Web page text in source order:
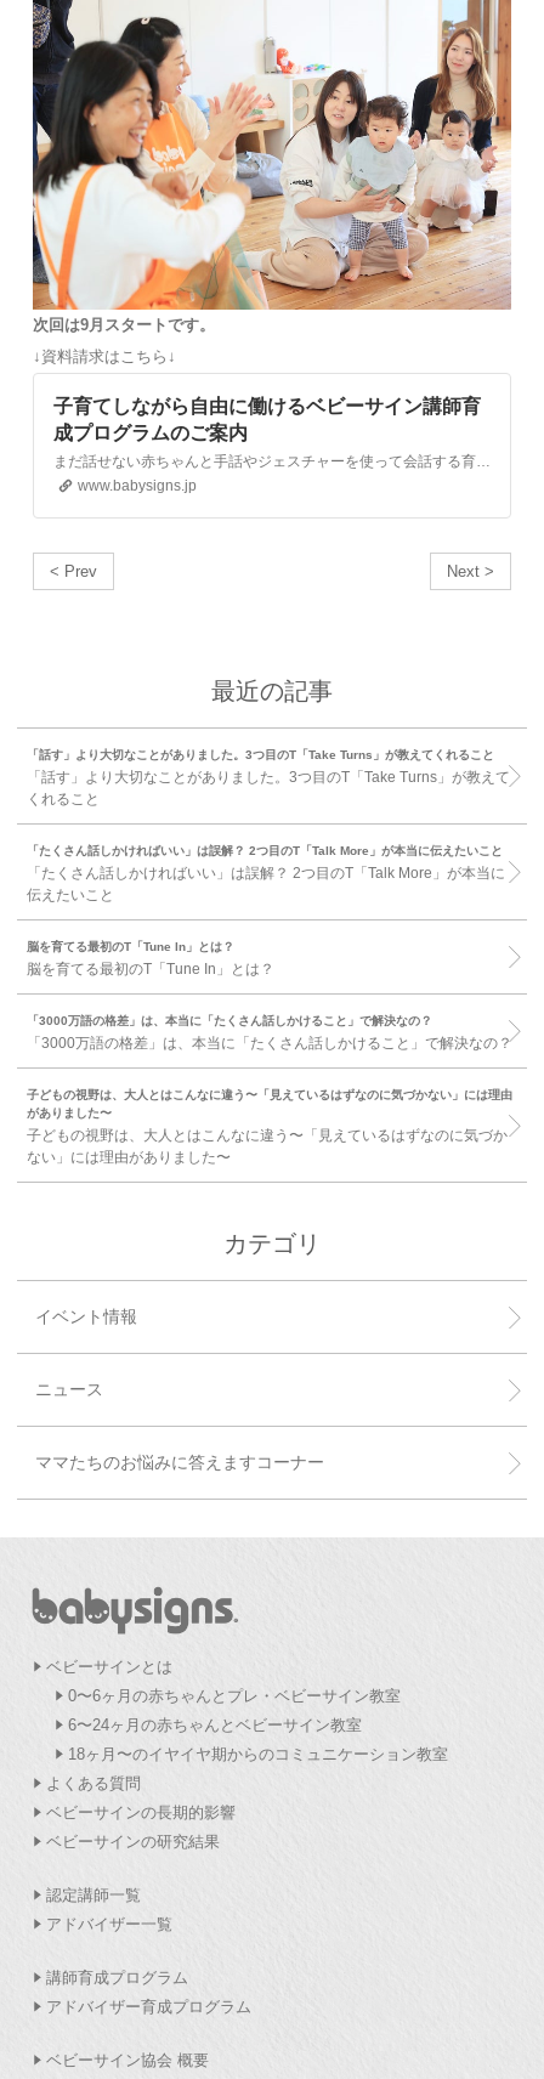
次回は9月スタートです。
↓資料請求はこちら↓
子育てしながら自由に働けるベビーサイン講師育
成プログラムのご案内
まだ話せない赤ちゃんと手話やジェスチャーを使って会話する育児法、ベビーサインを推進する日本ベビーサイン協会のサイトです。
www.babysigns.jp
< Prev Next >
最近の記事
「話す」より大切なことがありました。3つ目のT「Take Turns」が教えてくれること
「話す」より大切なことがありました。3つ目のT「Take Turns」が教えて
くれること
「たくさん話しかければいい」は誤解？ 2つ目のT「Talk More」が本当に伝えたいこと
「たくさん話しかければいい」は誤解？ 2つ目のT「Talk More」が本当に
伝えたいこと
脳を育てる最初のT「Tune In」とは？
脳を育てる最初のT「Tune In」とは？
「3000万語の格差」は、本当に「たくさん話しかけること」で解決なの？
「3000万語の格差」は、本当に「たくさん話しかけること」で解決なの？
子どもの視野は、大人とはこんなに違う〜「見えているはずなのに気づかない」には理由
がありました〜
子どもの視野は、大人とはこんなに違う〜「見えているはずなのに気づか
ない」には理由がありました〜
カテゴリ
イベント情報
ニュース
ママたちのお悩みに答えますコーナー
ベビーサインとは
0〜6ヶ月の赤ちゃんとプレ・ベビーサイン教室
6〜24ヶ月の赤ちゃんとベビーサイン教室
18ヶ月〜のイヤイヤ期からのコミュニケーション教室
よくある質問
ベビーサインの長期的影響
ベビーサインの研究結果
認定講師一覧
アドバイザー一覧
講師育成プログラム
アドバイザー育成プログラム
ベビーサイン協会 概要